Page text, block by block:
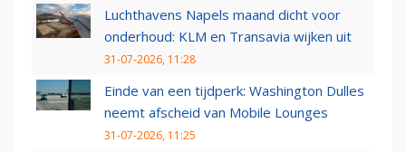
Luchthavens Napels maand dicht voor
onderhoud: KLM en Transavia wijken uit
31-07-2026, 11:28
Einde van een tijdperk: Washington Dulles
neemt afscheid van Mobile Lounges
31-07-2026, 11:25